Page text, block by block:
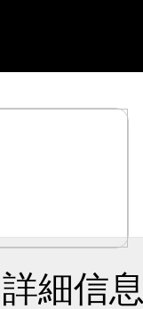
細信息